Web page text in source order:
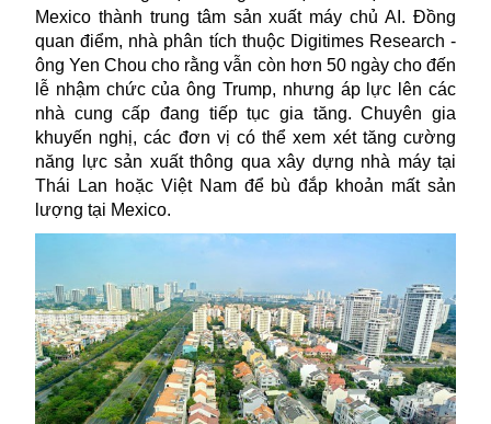
Mexico thành trung tâm sản xuất máy chủ AI. Đồng
quan điểm, nhà phân tích thuộc Digitimes Research -
ông Yen Chou cho rằng vẫn còn hơn 50 ngày cho đến
lễ nhậm chức của ông Trump, nhưng áp lực lên các
nhà cung cấp đang tiếp tục gia tăng. Chuyên gia
khuyến nghị, các đơn vị có thể xem xét tăng cường
năng lực sản xuất thông qua xây dựng nhà máy tại
Thái Lan hoặc Việt Nam để bù đắp khoản mất sản
lượng tại Mexico.